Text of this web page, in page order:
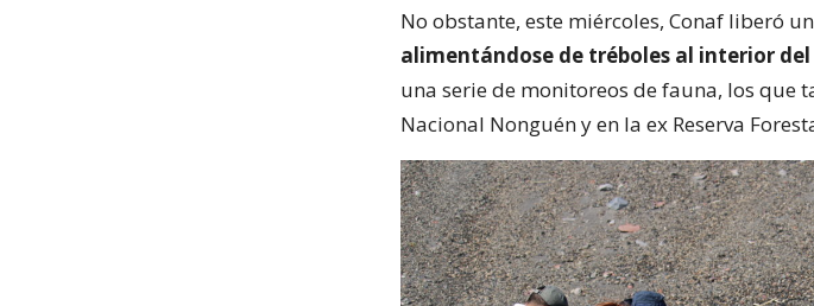
No obstante, este miércoles, Conaf liberó
alimentándose de tréboles al interior
una serie de monitoreos de fauna, los que
Nacional Nonguén y en la ex Reserva